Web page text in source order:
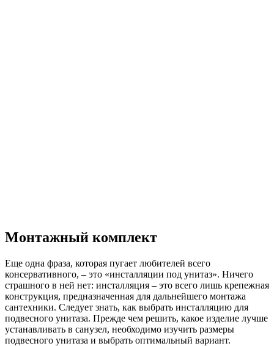
Монтажный комплект
Еще одна фраза, которая пугает любителей всего
консервативного, – это «инсталляции под унитаз». Ничего
страшного в ней нет: инсталляция – это всего лишь крепежная
конструкция, предназначенная для дальнейшего монтажа
сантехники. Следует знать, как выбрать инсталляцию для
подвесного унитаза. Прежде чем решить, какое изделие лучше
устанавливать в санузел, необходимо изучить размеры
подвесного унитаза и выбрать оптимальный вариант.